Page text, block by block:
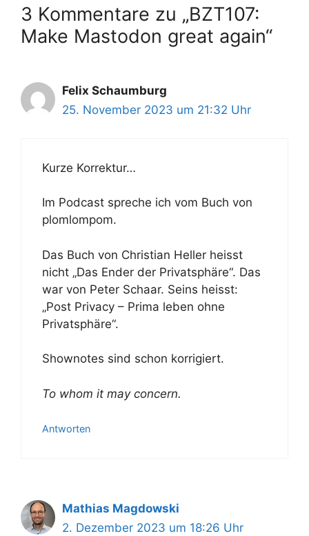
3 Kommentare zu „BZT107:
Make Mastodon great again“
Felix Schaumburg
25. November 2023 um 21:32 Uhr
Kurze Korrektur…
Im Podcast spreche ich vom Buch von
plomlompom.
Das Buch von Christian Heller heisst
nicht „Das Ender der Privatsphäre“. Das
war von Peter Schaar. Seins heisst:
„Post Privacy – Prima leben ohne
Privatsphäre“.
Shownotes sind schon korrigiert.
To whom it may concern.
Antworten
Mathias Magdowski
2. Dezember 2023 um 18:26 Uhr